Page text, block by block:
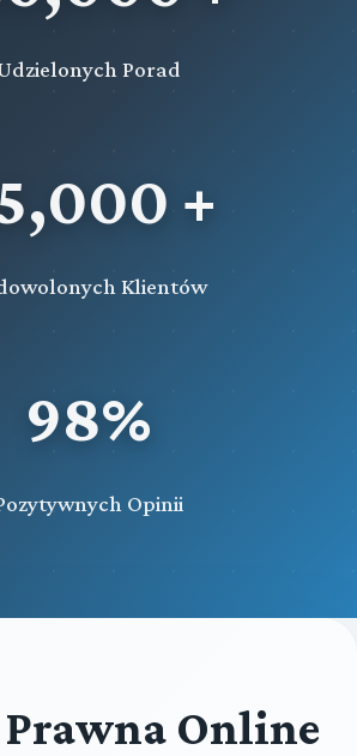
Porad
+
Klientów
98%
Opinii
Prawna Online